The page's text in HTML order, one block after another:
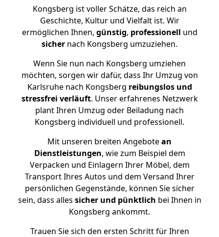
Kongsberg ist voller Schätze, das reich an
Geschichte, Kultur und Vielfalt ist. Wir
ermöglichen Ihnen, günstig, professionell und
sicher nach Kongsberg umzuziehen.
Wenn Sie nun nach Kongsberg umziehen
möchten, sorgen wir dafür, dass Ihr Umzug von
Karlsruhe nach Kongsberg reibungslos und
stressfrei verläuft. Unser erfahrenes Netzwerk
plant Ihren Umzug oder Beiladung nach
Kongsberg individuell und professionell.
Mit unseren breiten Angebotean
Dienstleistungen, wie zum Beispiel dem
Verpacken und Einlagern Ihrer Möbel, dem
Transport Ihres Autos und dem Versand Ihrer
persönlichen Gegenstände, können Sie sicher
sein, dass alles sicher und pünktlich bei Ihnen in
Kongsberg ankommt.
Trauen Sie sich den ersten Schritt für Ihren